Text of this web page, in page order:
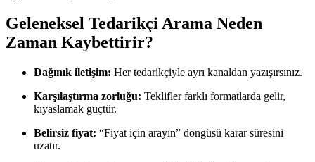
Geleneksel Tedarikçi Arama Neden
Zaman Kaybettirir?
Dağınık iletişim: Her tedarikçiyle ayrı kanaldan yazışırsınız.
Karşılaştırma zorluğu: Teklifler farklı formatlarda gelir,
kıyaslamak güçtür.
Belirsiz fiyat: “Fiyat için arayın” döngüsü karar süresini
uzatır.